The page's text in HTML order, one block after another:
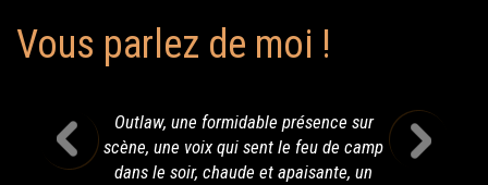
Vous parlez de moi !
Outlaw, une formidable présence sur
scène, une voix qui sent le feu de camp
dans le soir, chaude et apaisante, un